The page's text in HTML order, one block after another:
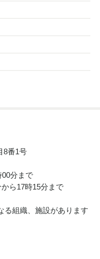
8番1号
分まで
ら17時15分まで
組織、施設があります